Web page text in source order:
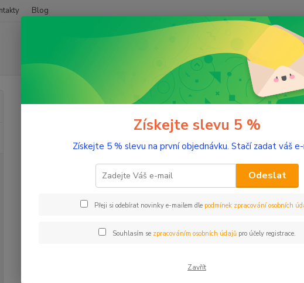
Blog
Aromaterapie Pomoc aromaterapií a éterickými oleji
Grapefruit 2 ml tester sklo
Získejte slevu 5 %
Získejte 5 % slevu na první objednávku. Stačí zadat váš
Odeslat
Přeji si odebírat novinky e-mailem dle podmínek zpracování osobních
Souhlasím se zpracováním osobních údajůpro účely registrace.
Zavřít